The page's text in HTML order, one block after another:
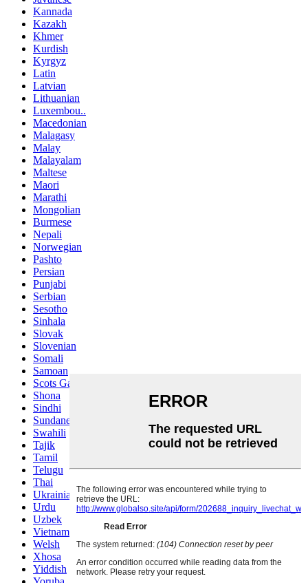
Kannada
Kazakh
Khmer
Kurdish
Kyrgyz
Latin
Latvian
Lithuanian
Luxembou..
Macedonian
Malagasy
Malay
Malayalam
Maltese
Maori
Marathi
Mongolian
Burmese
Nepali
Norwegian
Pashto
Persian
Punjabi
Serbian
Sesotho
Sinhala
Slovak
Slovenian
Somali
Samoan
Scots Gaelic
Shona
Sindhi
Sundanese
Swahili
Tajik
Tamil
Telugu
Thai
Ukrainian
Urdu
Uzbek
Vietnamese
Welsh
Xhosa
Yiddish